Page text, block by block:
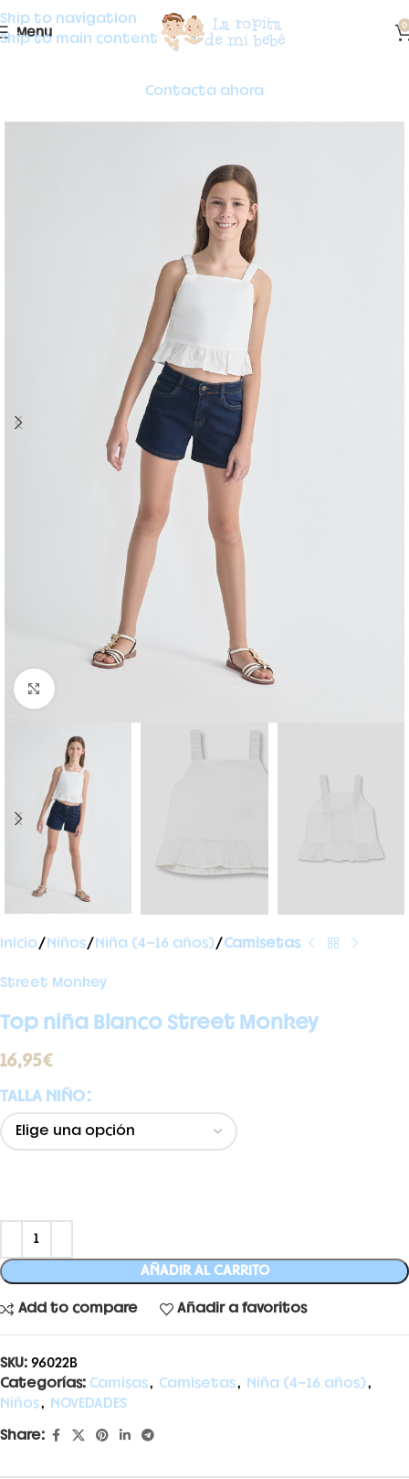
Skip to navigation
Skip to main content
Menu 0
Contacta ahora
Ampliar foto
Inicio Niños Niña (4-16 años) Camisetas
Street Monkey
Top niña Blanco Street Monkey
16,95€
TALLA NIÑO
AÑADIR AL CARRITO
Add to compare Añadir a favoritos
SKU: 96022B
Categorías: Camisas, Camisetas, Niña (4-16 años),
Niños, NOVEDADES
Share: